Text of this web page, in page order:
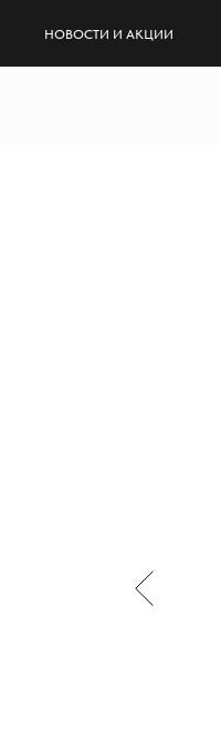
НОВОСТИ И АКЦИИ